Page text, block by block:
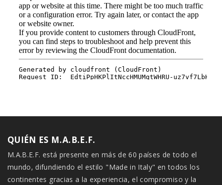
QUIÉN ES M.A.B.E.F.
M.A.B.E.F. está presente en más de 60 países de todo el
mundo, difundiendo el estilo "Made in Italy" en todos los
continentes gracias a la experiencia, el compromiso y la